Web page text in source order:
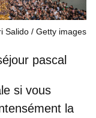
Salido Getty images
pascal
si vous
la